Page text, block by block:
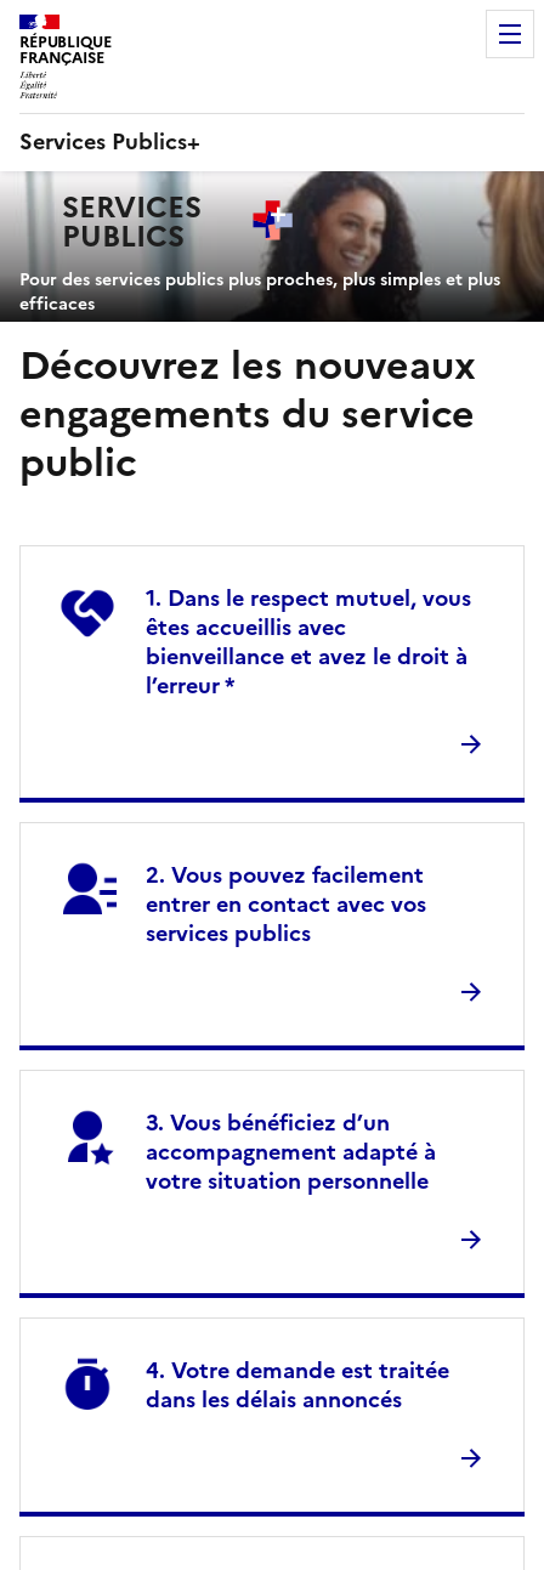
RÉPUBLIQUE
FRANÇAISE
Services Publics+
principaleSERVICES
PUBLICS+
Pour des services publics plus proches, plus simples et plus
efficaces
Découvrez les nouveaux
engagements du service
public
Dans le respect mutuel, vous
êtes accueillis avec
bienveillance et avez le droit à
l’erreur *
Vous pouvez facilement
entrer en contact avec vos
services publics
Vous bénéficiez d’un
accompagnement adapté à
votre situation personnelle
Votre demande est traitée
dans les délais annoncés